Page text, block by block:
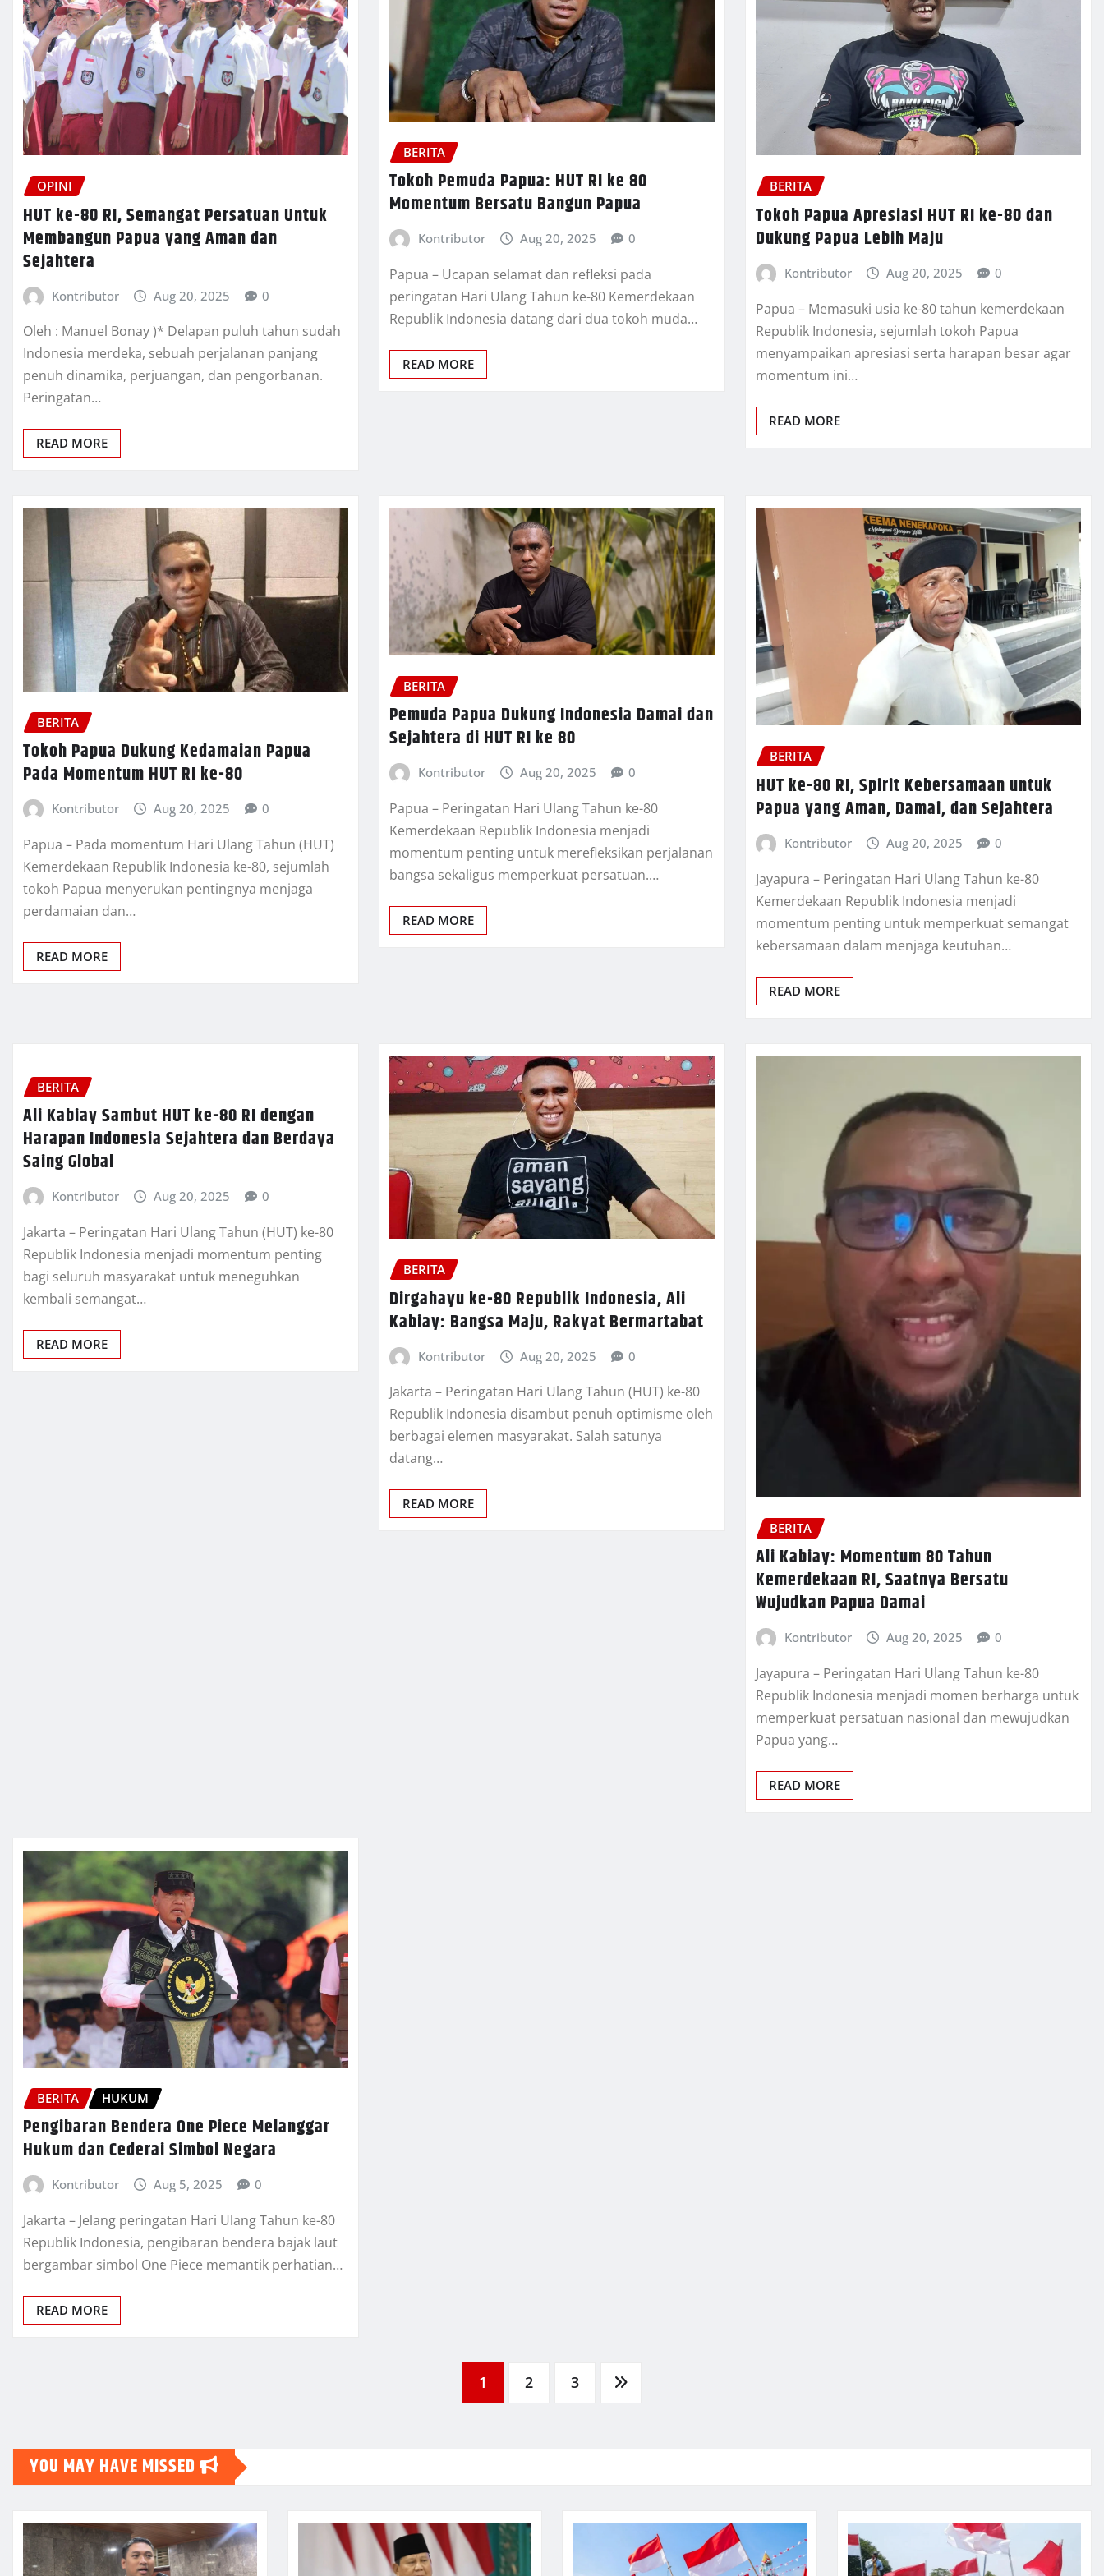
OPINI
HUT ke-80 RI, Semangat Persatuan Untuk
Membangun Papua yang Aman dan
Sejahtera
Kontributor Aug 20, 2025 0
Oleh : Manuel Bonay )* Delapan puluh tahun sudah
Indonesia merdeka, sebuah perjalanan panjang
penuh dinamika, perjuangan, dan pengorbanan.
Peringatan…
READ MORE
BERITA
Tokoh Pemuda Papua: HUT RI ke 80
Momentum Bersatu Bangun Papua
Kontributor Aug 20, 2025 0
Papua – Ucapan selamat dan refleksi pada
peringatan Hari Ulang Tahun ke-80 Kemerdekaan
Republik Indonesia datang dari dua tokoh muda…
READ MORE
BERITA
Tokoh Papua Apresiasi HUT RI ke-80 dan
Dukung Papua Lebih Maju
Kontributor Aug 20, 2025 0
Papua – Memasuki usia ke-80 tahun kemerdekaan
Republik Indonesia, sejumlah tokoh Papua
menyampaikan apresiasi serta harapan besar agar
momentum ini…
READ MORE
BERITA
Tokoh Papua Dukung Kedamaian Papua
Pada Momentum HUT RI ke-80
Kontributor Aug 20, 2025 0
Papua – Pada momentum Hari Ulang Tahun (HUT)
Kemerdekaan Republik Indonesia ke-80, sejumlah
tokoh Papua menyerukan pentingnya menjaga
perdamaian dan…
READ MORE
BERITA
Pemuda Papua Dukung Indonesia Damai dan
Sejahtera di HUT RI ke 80
Kontributor Aug 20, 2025 0
Papua – Peringatan Hari Ulang Tahun ke-80
Kemerdekaan Republik Indonesia menjadi
momentum penting untuk merefleksikan perjalanan
bangsa sekaligus memperkuat persatuan.…
READ MORE
BERITA
HUT ke-80 RI, Spirit Kebersamaan untuk
Papua yang Aman, Damai, dan Sejahtera
Kontributor Aug 20, 2025 0
Jayapura – Peringatan Hari Ulang Tahun ke-80
Kemerdekaan Republik Indonesia menjadi
momentum penting untuk memperkuat semangat
kebersamaan dalam menjaga keutuhan…
READ MORE
BERITA
Ali Kabiay Sambut HUT ke-80 RI dengan
Harapan Indonesia Sejahtera dan Berdaya
Saing Global
Kontributor Aug 20, 2025 0
Jakarta – Peringatan Hari Ulang Tahun (HUT) ke-80
Republik Indonesia menjadi momentum penting
bagi seluruh masyarakat untuk meneguhkan
kembali semangat…
READ MORE
BERITA
Dirgahayu ke-80 Republik Indonesia, Ali
Kabiay: Bangsa Maju, Rakyat Bermartabat
Kontributor Aug 20, 2025 0
Jakarta – Peringatan Hari Ulang Tahun (HUT) ke-80
Republik Indonesia disambut penuh optimisme oleh
berbagai elemen masyarakat. Salah satunya
datang…
READ MORE
BERITA
Ali Kabiay: Momentum 80 Tahun
Kemerdekaan RI, Saatnya Bersatu
Wujudkan Papua Damai
Kontributor Aug 20, 2025 0
Jayapura – Peringatan Hari Ulang Tahun ke-80
Republik Indonesia menjadi momen berharga untuk
memperkuat persatuan nasional dan mewujudkan
Papua yang…
READ MORE
BERITA HUKUM
Pengibaran Bendera One Piece Melanggar
Hukum dan Cederai Simbol Negara
Kontributor Aug 5, 2025 0
Jakarta – Jelang peringatan Hari Ulang Tahun ke-80
Republik Indonesia, pengibaran bendera bajak laut
bergambar simbol One Piece memantik perhatian…
READ MORE
1 2 3
YOU MAY HAVE MISSED